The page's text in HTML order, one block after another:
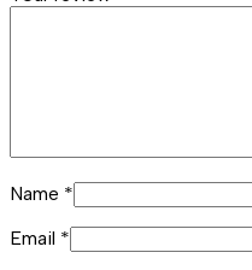
Name *
Email *